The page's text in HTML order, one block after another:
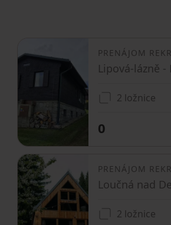
PRENÁJOM
2 ložnice
0
PRENÁJOM
2 ložnice